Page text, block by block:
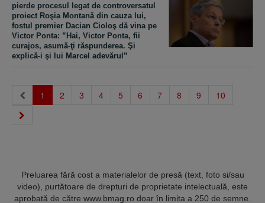
pierde procesul legat de controversatul
proiect Roşia Montană din cauza lui,
fostul premier Dacian Cioloş dă vina pe
Victor Ponta: ”Hai, Victor Ponta, fii
curajos, asumă-ţi răspunderea. Şi
explică-i şi lui Marcel adevărul”
1 (current)
2 3 4 5 6 7 8 9 10
Preluarea fără cost a materialelor de presă (text, foto si/sau
video), purtătoare de drepturi de proprietate intelectuală, este
aprobată de către www.bmag.ro doar în limita a 250 de semne.